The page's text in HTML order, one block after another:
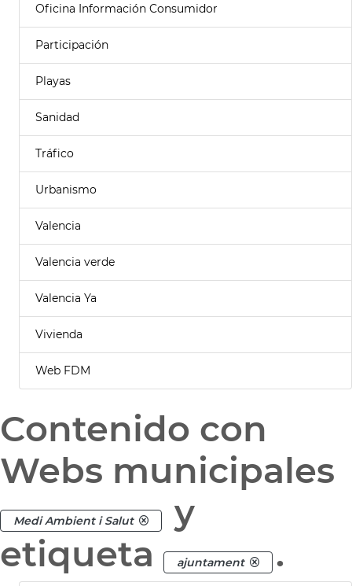
Oficina Información Consumidor
Participación
Playas
Sanidad
Tráfico
Urbanismo
Valencia
Valencia verde
Valencia Ya
Vivienda
Web FDM
Contenido con
Webs municipales
Medi Ambient i Salut
y
etiqueta
ajuntament .